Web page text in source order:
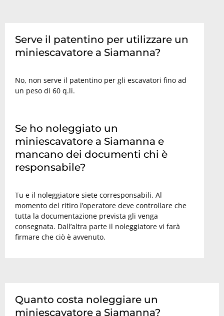
Serve il patentino per utilizzare un
miniescavatore a Siamanna?
No, non serve il patentino per gli escavatori fino ad
un peso di 60 q.li.
Se ho noleggiato un
miniescavatore a Siamanna e
mancano dei documenti chi è
responsabile?
Tu e il noleggiatore siete corresponsabili. Al
momento del ritiro l’operatore deve controllare che
tutta la documentazione prevista gli venga
consegnata. Dall’altra parte il noleggiatore vi farà
firmare che ciò è avvenuto.
Quanto costa noleggiare un
miniescavatore a Siamanna?